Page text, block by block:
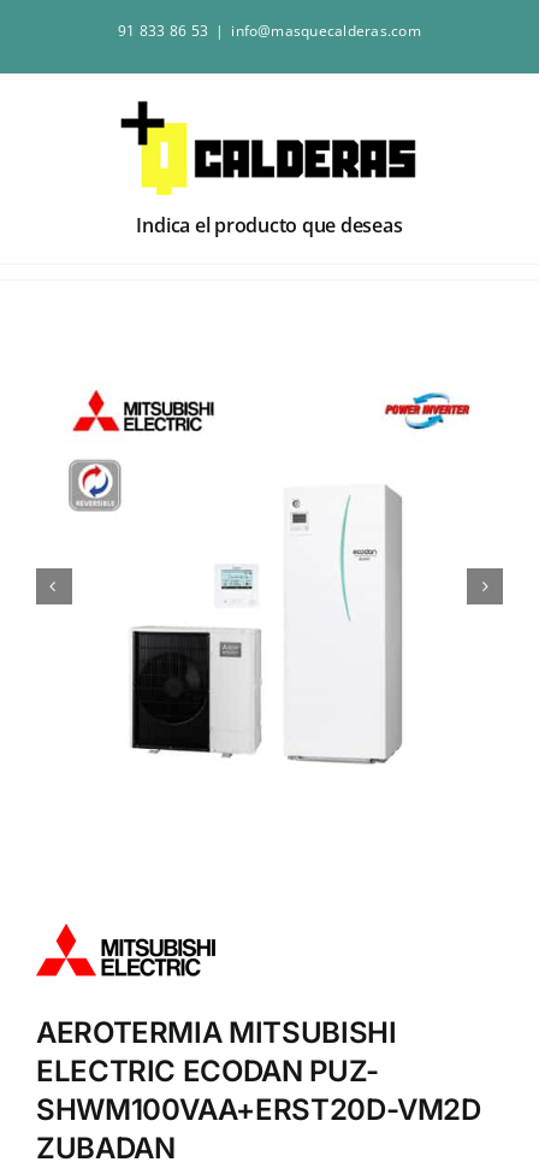
contenido
91 833 86 53 | info@masquecalderas.com
Indica el producto que deseas
AEROTERMIA MITSUBISHI
ELECTRIC ECODAN PUZ-
SHWM100VAA+ERST20D-VM2D
ZUBADAN